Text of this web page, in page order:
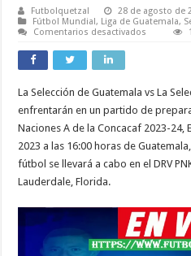
Futbolquetzal
28 de agosto de
Fútbol Mundial, Liga de Guatemala,
Comentarios desactivados
ONLINE
LIVE
en
el
PNK
Stadium
Estados
2023
La Selección de Guatemala vs La
enfrentarán en un partido de
Naciones A de la Concacaf 2023-
2023 a las 16:00 horas de
fútbol se llevará a cabo en el DRV
Lauderdale, Florida.